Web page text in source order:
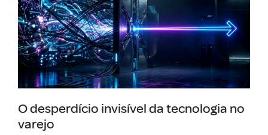
O desperdício invisível da tecnologia no
varejo